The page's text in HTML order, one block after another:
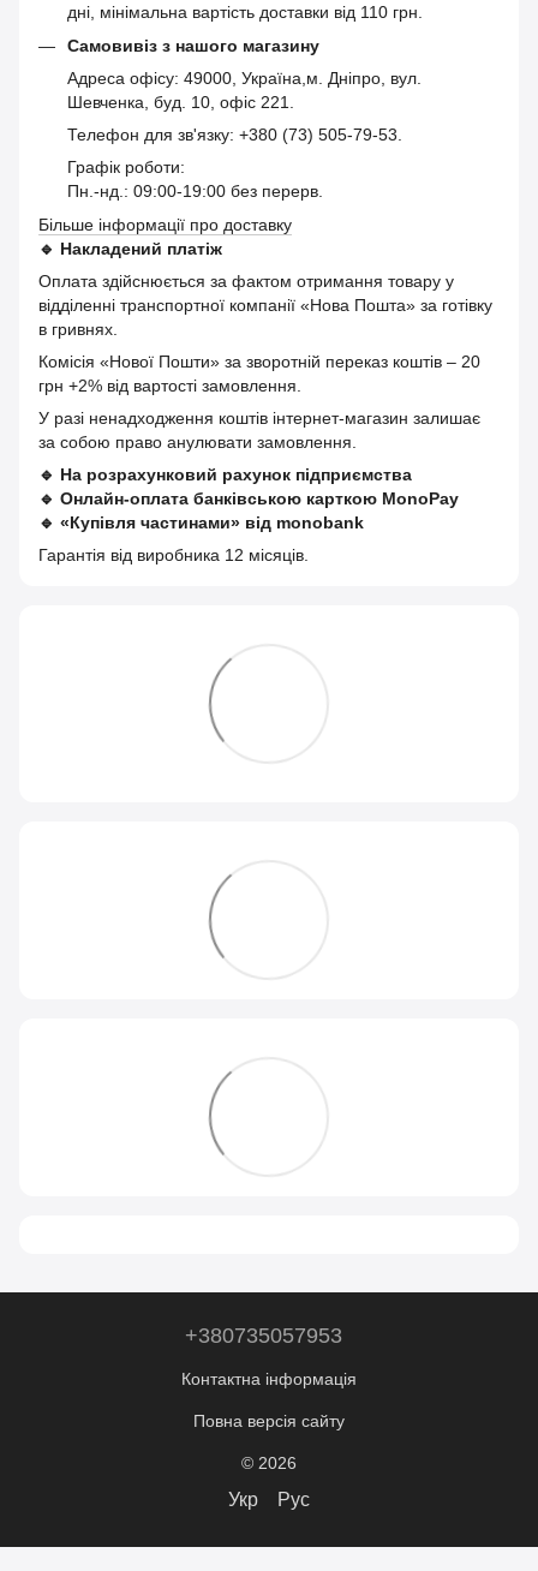
дні, мінімальна вартість доставки від 110 грн.
Самовивіз з нашого магазину
Адреса офісу: 49000, Україна,м. Дніпро, вул.
Шевченка, буд. 10, офіс 221.
Телефон для зв'язку: +380 (73) 505-79-53.
Графік роботи:
Пн.-нд.: 09:00-19:00 без перерв.
Більше інформації про доставку
🔹 Накладений платіж
Оплата здійснюється за фактом отримання товару у
відділенні транспортної компанії «Нова Пошта» за готівку
в гривнях.
Комісія «Нової Пошти» за зворотній переказ коштів – 20
грн +2% від вартості замовлення.
У разі ненадходження коштів інтернет-магазин залишає
за собою право анулювати замовлення.
🔹 На розрахунковий рахунок підприємства
🔹 Онлайн-оплата банківською карткою MonoPay
🔹 «Купівля частинами» від monobank
Гарантія від виробника 12 місяців.
+380735057953
Контактна інформація
Повна версія сайту
© 2026
Укр Рус